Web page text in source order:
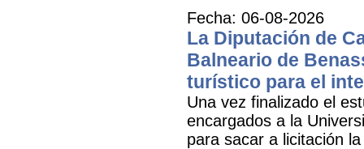
Fecha: 06-08-2026
La Diputación de
Balneario de
turístico para el
Una vez finalizado el
encargados a la
para sacar a licitación